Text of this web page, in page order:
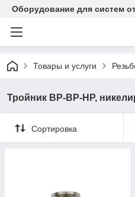
Оборудование для систем
Товары и услуги
Тройник ВР-ВР-НР,
Сортировка